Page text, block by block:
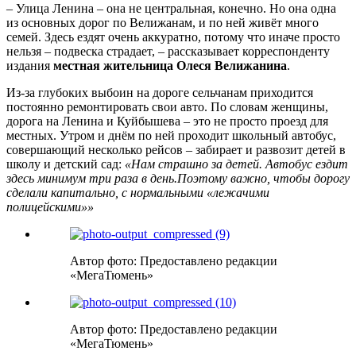
– Улица Ленина – она не центральная, конечно. Но она одна
из основных дорог по Велижанам, и по ней живёт много
семей. Здесь ездят очень аккуратно, потому что иначе просто
нельзя – подвеска страдает, – рассказывает корреспонденту
издания местная жительница Олеся Велижанина.
Из-за глубоких выбоин на дороге сельчанам приходится
постоянно ремонтировать свои авто. По словам женщины,
дорога на Ленина и Куйбышева – это не просто проезд для
местных. Утром и днём по ней проходит школьный автобус,
совершающий несколько рейсов – забирает и развозит детей в
школу и детский сад: «Нам страшно за детей. Автобус ездит
здесь минимум три раза в день.Поэтому важно, чтобы дорогу
сделали капитально, с нормальными «лежачими
полицейскими»»
Автор фото: Предоставлено редакции
«МегаТюмень»
Автор фото: Предоставлено редакции
«МегаТюмень»